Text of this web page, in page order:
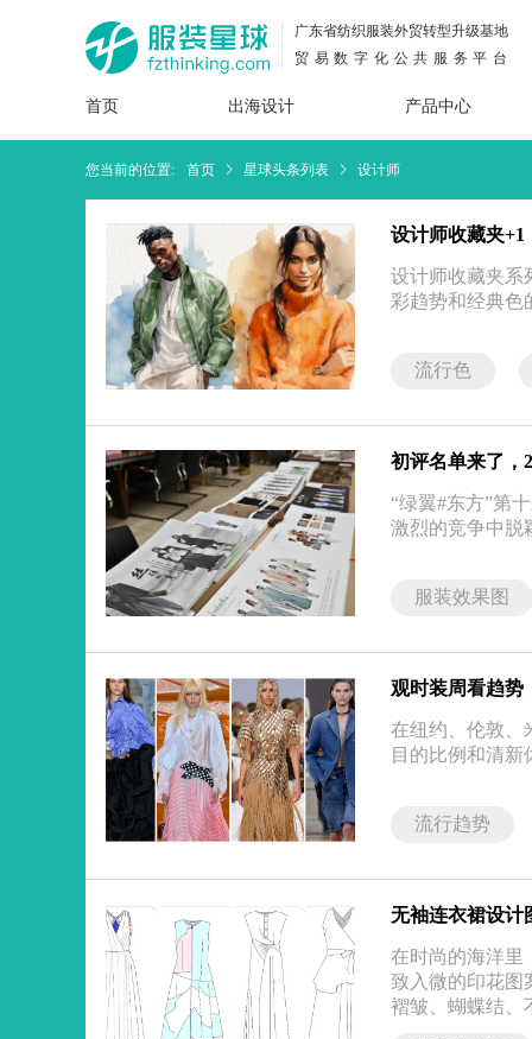
广东省纺织服装外贸转型升级基地
贸易数字化公共服务平台
首页 出海设计
面料
图案
插画
服装
产品中心
您当前的位置: 首页 星球头条列表 设计师
设计师收藏夹+1
设计师收藏夹系
彩趋势和经典色
流行色
初评名单来了，
“绿翼#东方”第
激烈的竞争中脱
服装效果图
观时装周看趋势
在纽约、伦敦、
目的比例和清新
流行趋势
无袖连衣裙设计
在时尚的海洋里
致入微的印花图
褶皱、蝴蝶结、